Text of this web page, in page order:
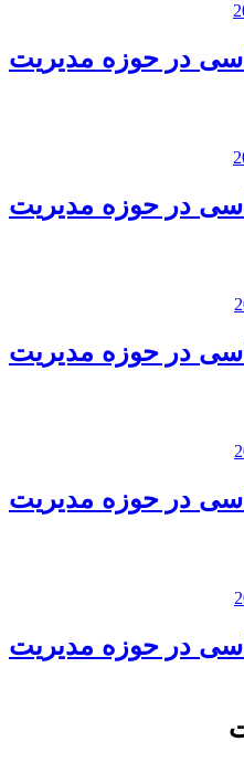
در حوزه مدیریت
در حوزه مدیریت
در حوزه مدیریت
در حوزه مدیریت
در حوزه مدیریت